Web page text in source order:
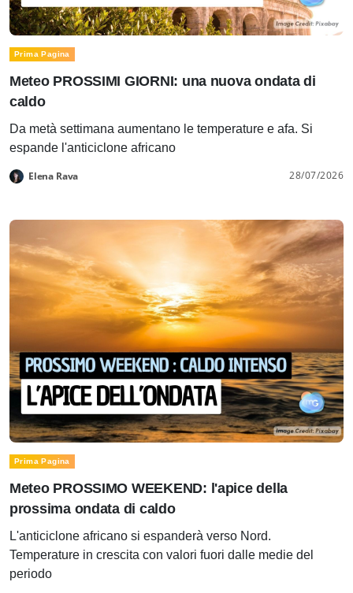
Prima Pagina
Meteo PROSSIMI GIORNI: una nuova ondata di
caldo
Da metà settimana aumentano le temperature e afa. Si
espande l'anticiclone africano
Elena Rava 28/07/2026
Prima Pagina
Meteo PROSSIMO WEEKEND: l'apice della
prossima ondata di caldo
L'anticiclone africano si espanderà verso Nord.
Temperature in crescita con valori fuori dalle medie del
periodo